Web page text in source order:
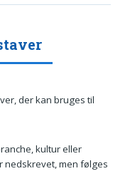
der kan bruges til
kultur eller
nedskrevet, men følges